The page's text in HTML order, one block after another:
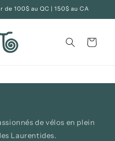
100$ au QC | 150$ au CA
Panier
de vélos en plein
Laurentides.